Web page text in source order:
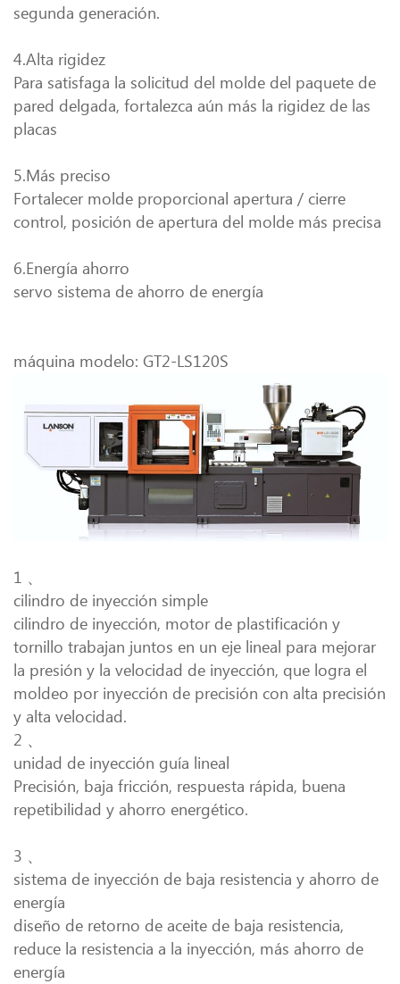
segunda generación.
4.Alta rigidez
Para satisfaga la solicitud del molde del paquete de
pared delgada, fortalezca aún más la rigidez de las
placas
5.Más preciso
Fortalecer molde proporcional apertura / cierre
control, posición de apertura del molde más precisa
6.Energía ahorro
servo sistema de ahorro de energía
máquina modelo: GT2-LS120S
1 、
cilindro de inyección simple
cilindro de inyección, motor de plastificación y
tornillo trabajan juntos en un eje lineal para mejorar
la presión y la velocidad de inyección, que logra el
moldeo por inyección de precisión con alta precisión
y alta velocidad.
2 、
unidad de inyección guía lineal
Precisión, baja fricción, respuesta rápida, buena
repetibilidad y ahorro energético.
3 、
sistema de inyección de baja resistencia y ahorro de
energía
diseño de retorno de aceite de baja resistencia,
reduce la resistencia a la inyección, más ahorro de
energía